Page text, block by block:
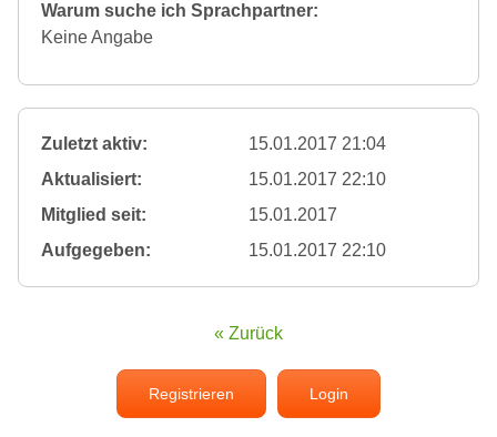
Warum suche ich Sprachpartner:
Keine Angabe
Zuletzt aktiv:
15.01.2017 21:04
Aktualisiert:
15.01.2017 22:10
Mitglied seit:
15.01.2017
Aufgegeben:
15.01.2017 22:10
« Zurück
Registrieren Login